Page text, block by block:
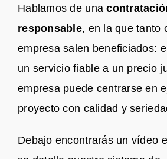
Hablamos de una
responsable, en la que tanto
empresa salen beneficiados:
un servicio fiable a un precio
empresa puede centrarse en
proyecto con calidad y
Debajo encontrarás un vídeo